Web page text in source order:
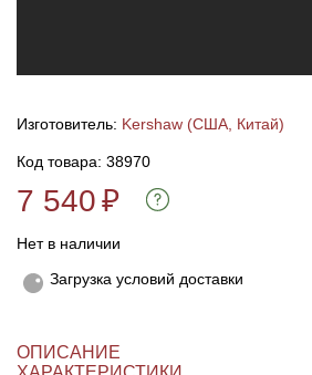
Изготовитель: Kershaw (США, Китай)
Код товара: 38970
7 540₽
Нет в наличии
Загрузка условий доставки
ОПИСАНИЕ
Кликеры для лука
Киссеры для лука